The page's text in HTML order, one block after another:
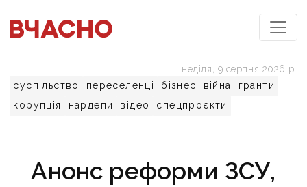
суспільство переселенці бізнес війна
гранти
корупція
нардепи відео спецпроєкти
неділя, 9 серпня 2026 р.
Анонс реформи ЗСУ,